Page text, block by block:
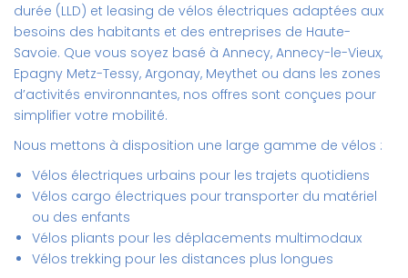
durée (LLD) et leasing de vélos électriques adaptées aux
besoins des habitants et des entreprises de Haute-
Savoie. Que vous soyez basé à Annecy, Annecy-le-Vieux,
Epagny Metz-Tessy, Argonay, Meythet ou dans les zones
d’activités environnantes, nos offres sont conçues pour
simplifier votre mobilité.
Nous mettons à disposition une large gamme de vélos :
Vélos électriques urbains pour les trajets quotidiens
Vélos cargo électriques pour transporter du matériel
ou des enfants
Vélos pliants pour les déplacements multimodaux
Vélos trekking pour les distances plus longues